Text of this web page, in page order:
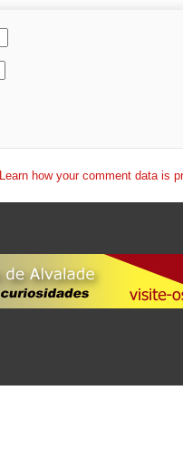
Learn how your comment data is